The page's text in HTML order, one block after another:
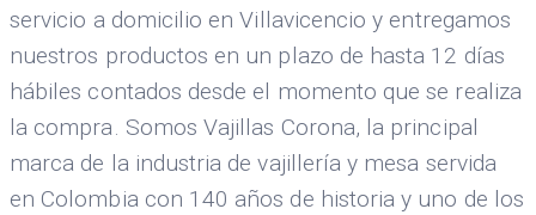
servicio a domicilio en Villavicencio y entregamos
nuestros productos en un plazo de hasta 12 días
hábiles contados desde el momento que se realiza
la compra. Somos Vajillas Corona, la principal
marca de la industria de vajillería y mesa servida
en Colombia con 140 años de historia y uno de los